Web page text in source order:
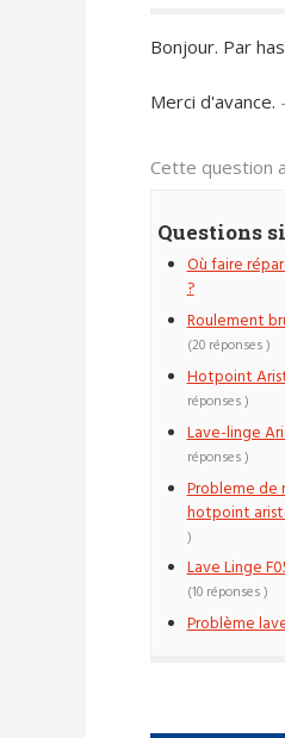
Bonjour. Par
Merci d'avance.
Cette question
Questions
Où faire
?
Roulement
(20 réponses )
Hotpoint
réponses )
Lave-linge
réponses )
Probleme de
hotpoint
)
Lave Linge
(10 réponses )
Problème